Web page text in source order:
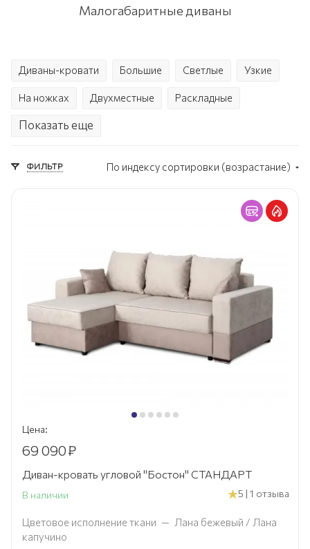
Малогабаритные диваны
Диваны-кровати Большие Светлые Узкие
На ножках Двухместные Раскладные
С ящиками Еврокнижка
Показать еще
ФИЛЬТР По индексу сортировки (возрастание)
Цена:
69 090₽
Диван-кровать угловой "Бостон" СТАНДАРТ
В наличии 5 | 1 отзыва
Цветовое исполнение ткани — Лана бежевый / Лана
капучино